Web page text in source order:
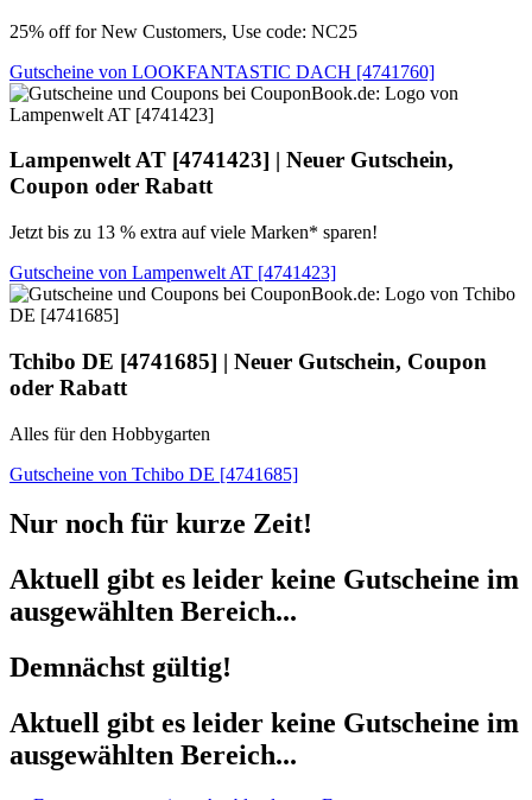
25% off for New Customers, Use code: NC25
Gutscheine von LOOKFANTASTIC DACH [4741760]
Lampenwelt AT [4741423] | Neuer Gutschein,
Coupon oder Rabatt
Jetzt bis zu 13 % extra auf viele Marken* sparen!
Gutscheine von Lampenwelt AT [4741423]
Tchibo DE [4741685] | Neuer Gutschein, Coupon
oder Rabatt
Alles für den Hobbygarten
Gutscheine von Tchibo DE [4741685]
Nur noch für kurze Zeit!
Aktuell gibt es leider keine Gutscheine im
ausgewählten Bereich...
Demnächst gültig!
Aktuell gibt es leider keine Gutscheine im
ausgewählten Bereich...